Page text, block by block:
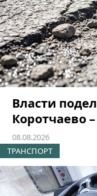
Власти
Коротчаево
08.08.2026
ТРАНСПОРТ